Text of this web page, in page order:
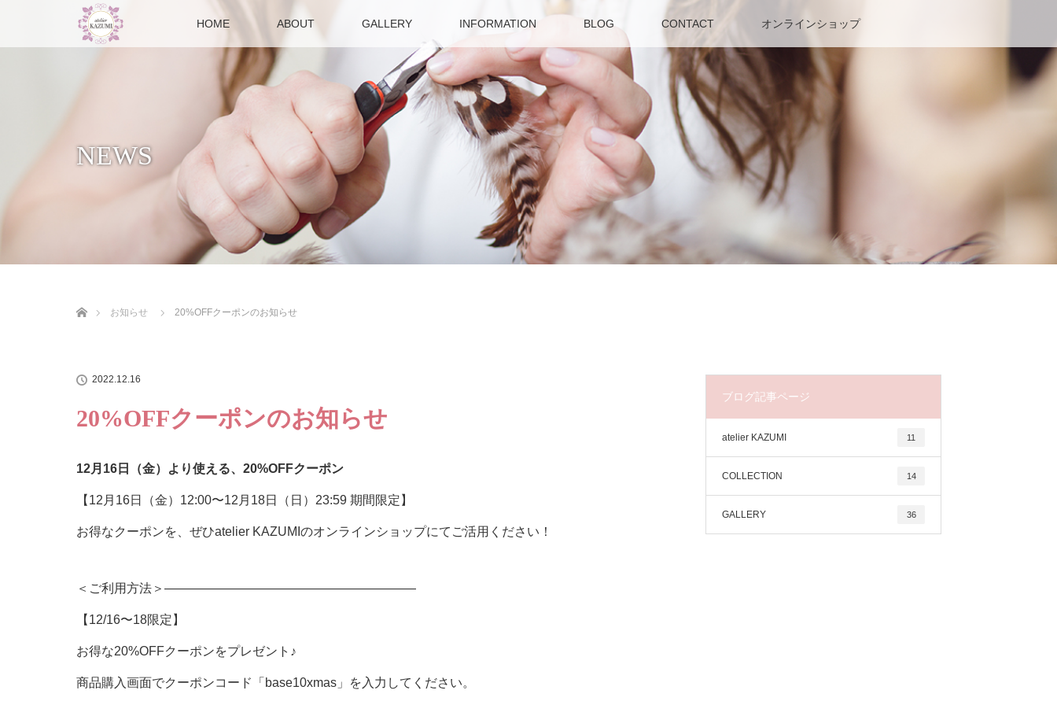
HOME ABOUT GALLERY INFORMATION BLOG CONTACT オンラインショップ
NEWS
お知らせ
20%OFFクーポンのお知らせ
2022.12.16
20%OFFクーポンのお知らせ
12月 16 日（金）より使える、 20%OFFクーポン
【12月16日（金）12:00〜12月18日（日）23:59 期間限定】
お得なクーポンを、ぜひatelier KAZUMIのオンラインショップにてご活用ください！
＜ご利用方法＞————————————————————
【12/16〜18限定】
お得な20%OFFクーポンをプレゼント♪
商品購入画面でクーポンコード「base10xmas」を入力してください。
ブログ記事ページ
atelier KAZUMI 11
COLLECTION 14
GALLERY 36